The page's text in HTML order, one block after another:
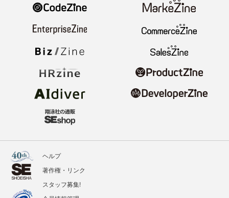
ヘルプ
著作権・リンク
スタッフ募集!